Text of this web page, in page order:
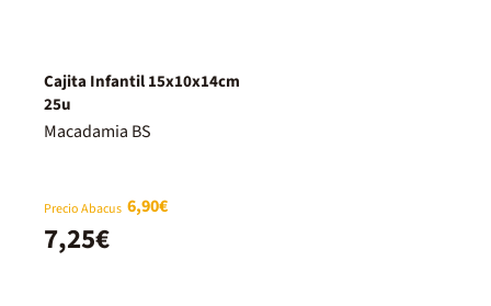
Cajita Infantil 15x10x14cm
25u
Macadamia BS
Precio Abacus 6,90€
7,25€